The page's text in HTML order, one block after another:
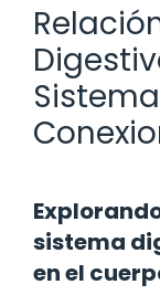
sistema
en el